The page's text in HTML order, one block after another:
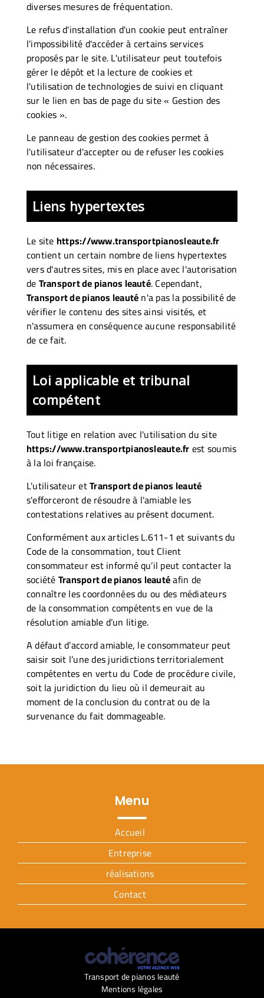
diverses mesures de fréquentation.
Le refus d'installation d'un cookie peut entraîner
l'impossibilité d'accéder à certains services
proposés par le site. L'utilisateur peut toutefois
gérer le dépôt et la lecture de cookies et
l'utilisation de technologies de suivi en cliquant
sur le lien en bas de page du site « Gestion des
cookies ».
Le panneau de gestion des cookies permet à
l'utilisateur d'accepter ou de refuser les cookies
non nécessaires.
Liens hypertextes
Le sitehttps://www.transportpianosleaute.fr
contient un certain nombre de liens hypertextes
vers d'autres sites, mis en place avec l'autorisation
deTransport de pianos leauté. Cependant,
Transport de pianos leautén'a pas la possibilité de
vérifier le contenu des sites ainsi visités, et
n'assumera en conséquence aucune responsabilité
de ce fait.
Loi applicable et tribunal
compétent
Tout litige en relation avec l'utilisation du site
https://www.transportpianosleaute.frest soumis
à la loi française.
L'utilisateur etTransport de pianos leauté
s'efforceront de résoudre à l'amiable les
contestations relatives au présent document.
Conformément aux articles L.611-1 et suivants du
Code de la consommation, tout Client
consommateur est informé qu’il peut contacter la
sociétéTransport de pianos leautéafin de
connaître les coordonnées du ou des médiateurs
de la consommation compétents en vue de la
résolution amiable d’un litige.
A défaut d’accord amiable, le consommateur peut
saisir soit l’une des juridictions territorialement
compétentes en vertu du Code de procédure civile,
soit la juridiction du lieu où il demeurait au
moment de la conclusion du contrat ou de la
survenance du fait dommageable.
Menu
Accueil
Entreprise
réalisations
Contact
Transport de pianos leauté
Mentions légales